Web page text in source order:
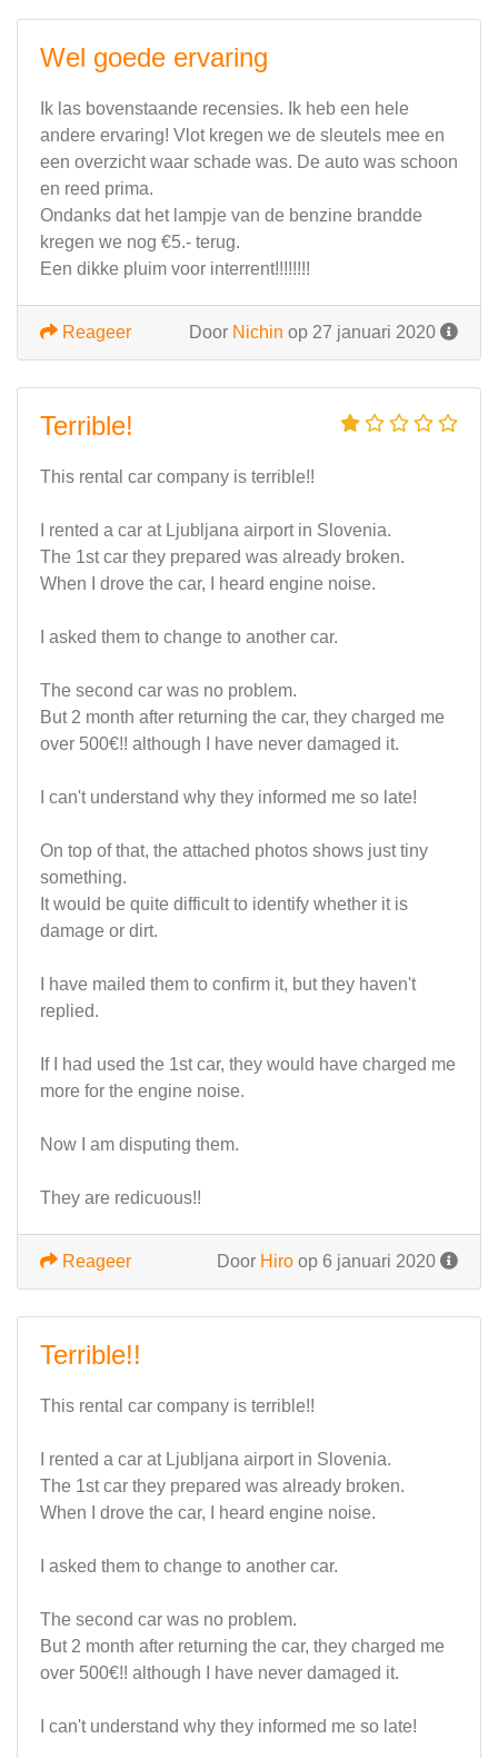
Wel goede ervaring
Ik las bovenstaande recensies. Ik heb een hele
andere ervaring! Vlot kregen we de sleutels mee en
een overzicht waar schade was. De auto was schoon
en reed prima.
Ondanks dat het lampje van de benzine brandde
kregen we nog €5.- terug.
Een dikke pluim voor interrent!!!!!!!!
Door Nichin op 27 januari 2020
Reageer
Terrible!
This rental car company is terrible!!
I rented a car at Ljubljana airport in Slovenia.
The 1st car they prepared was already broken.
When I drove the car, I heard engine noise.
I asked them to change to another car.
The second car was no problem.
But 2 month after returning the car, they charged me
over 500€!! although I have never damaged it.
I can't understand why they informed me so late!
On top of that, the attached photos shows just tiny
something.
It would be quite difficult to identify whether it is
damage or dirt.
I have mailed them to confirm it, but they haven't
replied.
If I had used the 1st car, they would have charged me
more for the engine noise.
Now I am disputing them.
They are redicuous!!
Door Hiro op 6 januari 2020
Reageer
Terrible!!
This rental car company is terrible!!
I rented a car at Ljubljana airport in Slovenia.
The 1st car they prepared was already broken.
When I drove the car, I heard engine noise.
I asked them to change to another car.
The second car was no problem.
But 2 month after returning the car, they charged me
over 500€!! although I have never damaged it.
I can't understand why they informed me so late!